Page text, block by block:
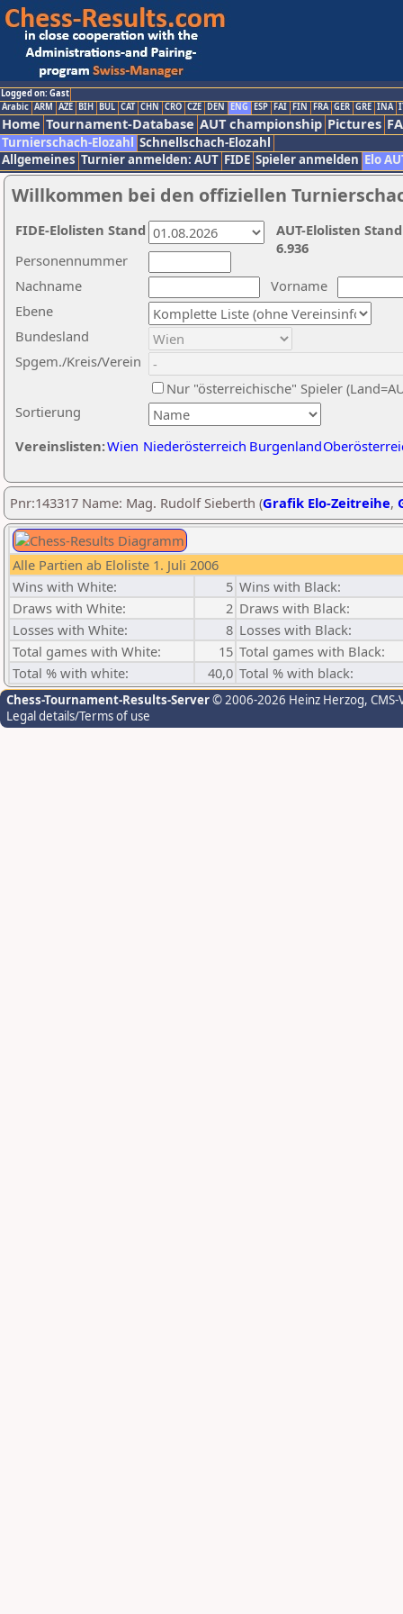
Logged on: Gast
Arabic ARM AZE BIH BUL CAT CHN CRO CZE DEN ENG ESP FAI FIN FRA GER GRE INA
Home Tournament-Database AUT championship Pictures
Turnierschach-Elozahl Schnellschach-Elozahl
Allgemeines Turnier anmelden: AUT FIDE Spieler anmelden Elo
Willkommen bei den offiziellen
Nachname
Vorname
Ebene
Sortierung
Personennummer
Bundesland
Spgem./Kreis/Verein
Nur "österreichische" Spieler
Vereinslisten:Wien Niederösterreich Burgenland
AUT-Elolisten
6.936
FIDE-Elolisten Stand
Pnr:143317 Name: Mag. Rudolf Sieberth (Grafik Elo-Zeitreihe,
Alle Partien ab Eloliste 1. Juli 2006
Wins with White:
5 Wins with Black:
Draws with White:
2 Draws with Black:
Losses with White:
8 Losses with Black:
Total games with White:
15 Total games with Black:
Total % with white:
40,0 Total % with black:
Chess-Tournament-Results-Server© 2006-2026 Heinz Herzog,
Legal details/Terms of use